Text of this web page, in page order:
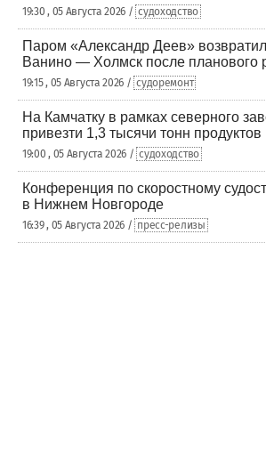
19:30 , 05 Августа 2026 / судоходство
Паром «Александр Деев»
Ванино — Холмск после планового
19:15 , 05 Августа 2026 / судоремонт
На Камчатку в рамках северного
привезти 1,3 тысячи тонн продуктов
19:00 , 05 Августа 2026 / судоходство
Конференция по скоростному
в Нижнем Новгороде
16:39 , 05 Августа 2026 / пресс-релизы